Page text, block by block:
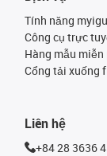
Tính năng
Công cụ trực
Hàng mẫu miễn
Cổng tải xuống
Liên hệ
+84 28 3636